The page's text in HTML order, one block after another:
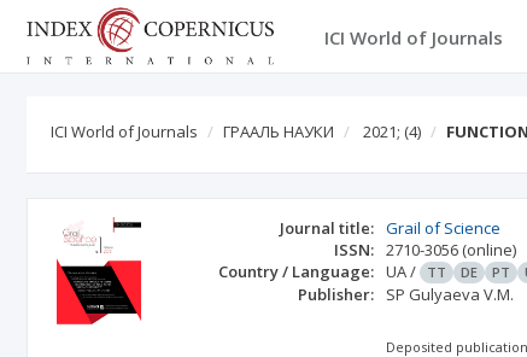
ICI World of Journals
ICI World of Journals ГРААЛЬ НАУКИ 2021; (4)
Journal title: Grail of Science
ISSN: 2710-3056 (online)
Country / Language: UA/ TT DE PT
Publisher: SP Gulyaeva V.М.
Deposited